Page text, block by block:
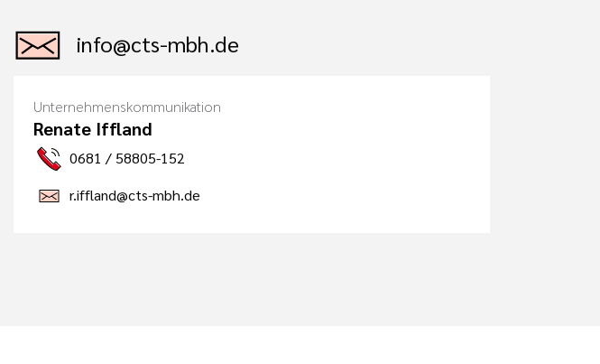
info@cts-mbh.de
Unternehmenskommunikation
Renate Iffland
0681 / 58805-152
r.iffland@cts-mbh.de